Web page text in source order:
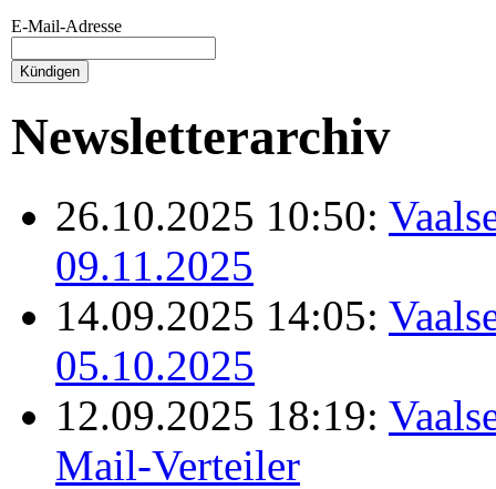
E-Mail-Adresse
Newsletterarchiv
26.10.2025 10:50:
09.11.2025
14.09.2025 14:05:
05.10.2025
12.09.2025 18:19:
Mail-Verteiler